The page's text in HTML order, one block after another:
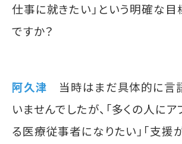
仕事に就きたい」という明確な目
ですか？
阿久津 当時はまだ具体的に言
いませんでしたが、「多くの人に
る医療従事者になりたい」「支援